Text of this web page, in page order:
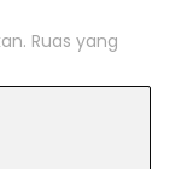
Ruas yang